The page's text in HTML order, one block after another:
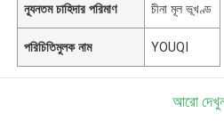
ন্যূনতম চাহিদার পরিমাণ চীনা মূল ভূখণ্ড
পরিচিতিমুলক নাম YOUQI
আরো